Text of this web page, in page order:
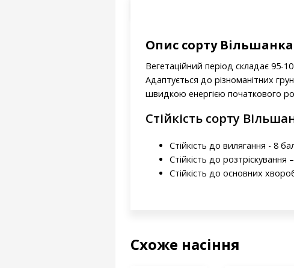
Опис сорту Вільшанка
Вегетаційний період складає 95-
Адаптується до різноманітних
швидкою енергією початкового
Стійкість сорту
Стійкість до вилягання - 8
Стійкість до розтріскування
Стійкість до основних
Схоже насіння